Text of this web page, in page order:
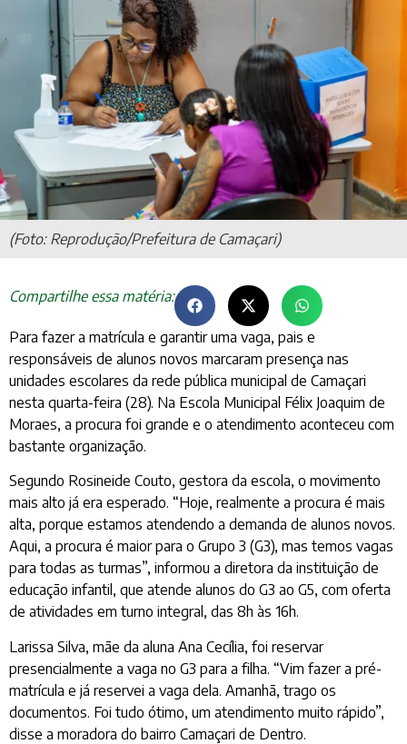
(Foto: Reprodução/Prefeitura de Camaçari)
Compartilhe essa matéria:
Para fazer a matrícula e garantir uma vaga, pais e
responsáveis de alunos novos marcaram presença nas
unidades escolares da rede pública municipal de Camaçari
nesta quarta-feira (28). Na Escola Municipal Félix Joaquim de
Moraes, a procura foi grande e o atendimento aconteceu com
bastante organização.
Segundo Rosineide Couto, gestora da escola, o movimento
mais alto já era esperado. “Hoje, realmente a procura é mais
alta, porque estamos atendendo a demanda de alunos novos.
Aqui, a procura é maior para o Grupo 3 (G3), mas temos vagas
para todas as turmas”, informou a diretora da instituição de
educação infantil, que atende alunos do G3 ao G5, com oferta
de atividades em turno integral, das 8h às 16h.
Larissa Silva, mãe da aluna Ana Cecília, foi reservar
presencialmente a vaga no G3 para a filha. “Vim fazer a pré-
matrícula e já reservei a vaga dela. Amanhã, trago os
documentos. Foi tudo ótimo, um atendimento muito rápido”,
disse a moradora do bairro Camaçari de Dentro.